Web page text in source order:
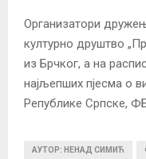
Организатори
културно друштво
из Брчког, а на
најљепших пјесма о
Републике Српске,
АУТОР: НЕНАД СИМИЋ